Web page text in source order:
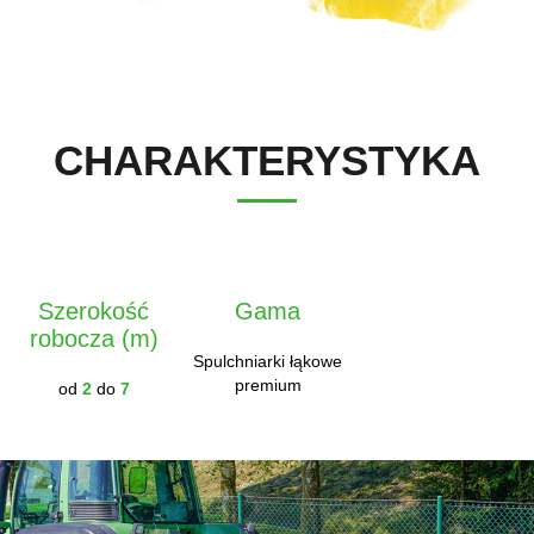
PRACA
MyJOSKIN
Italiano
Română
Magyar
CHARAKTERYSTYKA
Szerokość
robocza (m)
od 2do 7
Gama
Spulchniarki łąkowe
premium